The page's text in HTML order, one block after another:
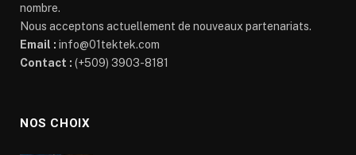
nombre.
Nous acceptons actuellement de nouveaux partenariats.
Email : info@01tektek.com
Contact : (+509) 3903-8181
NOS CHOIX